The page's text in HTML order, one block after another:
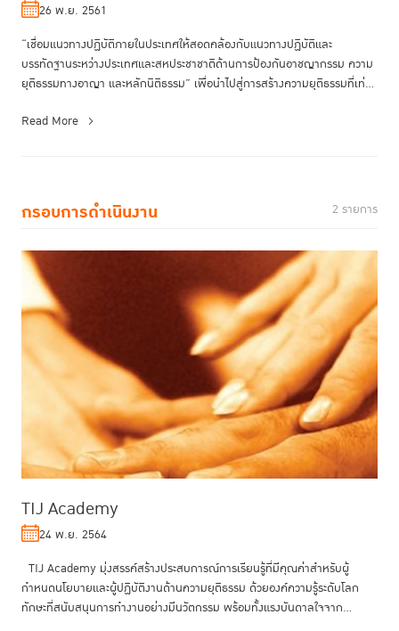
26 พ.ย. 2561
“เชื่อมแนวทางปฏิบัติภายในประเทศให้สอดคล้องกับแนวทางปฏิบัติและ
บรรทัดฐานระหว่างประเทศและสหประชาชาติด้านการป้องกันอาชญากรรม ความ
ยุติธรรมทางอาญา และหลักนิติธรรม” เพื่อนำไปสู่การสร้างความยุติธรรมที่เท่า
Read More
กรอบการดำเนินงาน 2 รายการ
TIJ Academy
24 พ.ย. 2564
TIJ Academy มุ่งสรรค์สร้างประสบการณ์การเรียนรู้ที่มีคุณค่าสำหรับผู้
กำหนดนโยบายและผู้ปฏิบัติงานด้านความยุติธรรม ด้วยองค์ความรู้ระดับโลก
ทักษะที่สนับสนุนการทำงานอย่างมีนวัตกรรม พร้อมทั้งแรงบันดาลใจจาก...